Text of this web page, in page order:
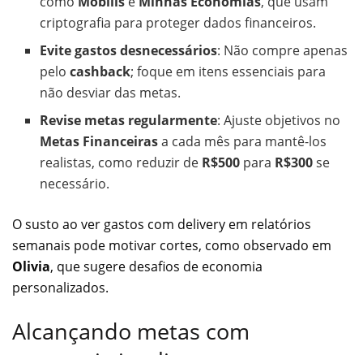
criptografia para proteger dados financeiros.
Evite gastos desnecessários: Não compre apenas
pelocashback; foque em itens essenciais para
não desviar das metas.
Revise metas regularmente: Ajuste objetivos no
Metas Financeirasa cada mês para mantê-los
realistas, como reduzir de R$500 para R$300se
necessário.
O susto ao ver gastos com delivery em relatórios
semanais pode motivar cortes, como observado em
Olivia, que sugere desafios de economia
personalizados.
Alcançando metas com